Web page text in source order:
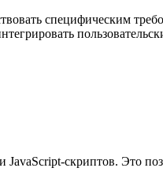
специфическим
JavaScript-скриптов. Это